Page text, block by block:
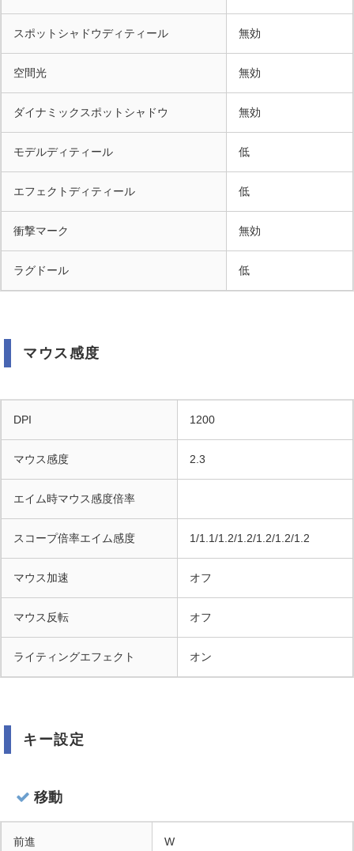
スポットシャドウディティール 無効
空間光 無効
ダイナミックスポットシャドウ 無効
モデルディティール 低
エフェクトディティール 低
衝撃マーク 無効
ラグドール 低
マウス感度
DPI 1200
マウス感度 2.3
エイム時マウス感度倍率
スコープ倍率エイム感度 1/1.1/1.2/1.2/1.2/1.2/1.2
マウス加速 オフ
マウス反転 オフ
ライティングエフェクト オン
キー設定
移動
前進 W